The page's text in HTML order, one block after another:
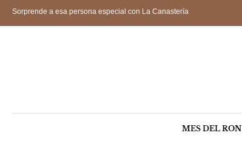
Sorprende a esa persona especial con La Canastería
MES DEL RON